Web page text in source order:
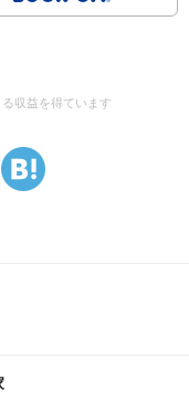
収益を得ています